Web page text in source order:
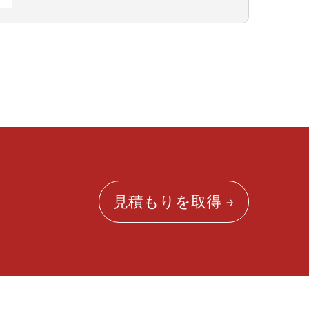
見積もりを取得 →